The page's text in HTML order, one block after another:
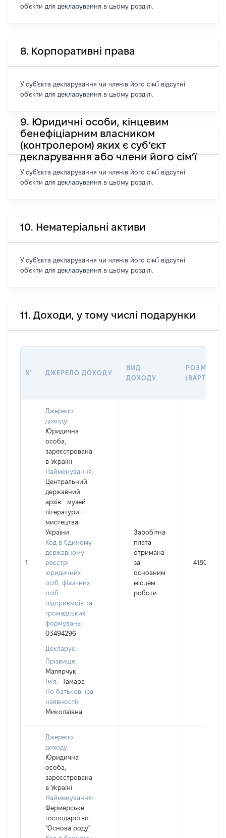
об'єкти для декларування в цьому розділі.
8. Корпоративні права
У суб'єкта декларування чи членів його сім'ї відсутні
об'єкти для декларування в цьому розділі.
9. Юридичні особи, кінцевим
бенефіціарним власником
(контролером) яких є суб’єкт
декларування або члени його сім’ї
У суб'єкта декларування чи членів його сім'ї відсутні
об'єкти для декларування в цьому розділі.
10. Нематеріальні активи
У суб'єкта декларування чи членів його сім'ї відсутні
об'єкти для декларування в цьому розділі.
11. Доходи, у тому числі подарунки
№ ДЖЕРЕЛО ДОХОДУ
ВИД
ДОХОДУ
РОЗМІР
(ВАРТІСТЬ)
1
Джерело
доходу:
Юридична
особа,
зареєстрована
в Україні
Найменування:
Центральний
державний
архів - музей
літератури і
мистецтва
України
Код в Єдиному
державному
реєстрі
юридичних
осіб, фізичних
осіб –
підприємців та
громадських
формувань:
03494296
Декларує:
Прізвище:
Малярчук
Ім'я:
Тамара
По батькові (за
наявності):
Миколаївна
Заробітна
плата
отримана
за
основним
місцем
роботи
418073
Джерело
доходу:
Юридична
особа,
зареєстрована
в Україні
Найменування:
Фермерське
господарство
"Основа роду"